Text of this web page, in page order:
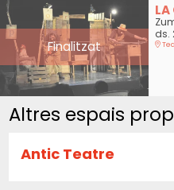
Finalitzat
LA
ds.
Altres espais
Antic Teatre